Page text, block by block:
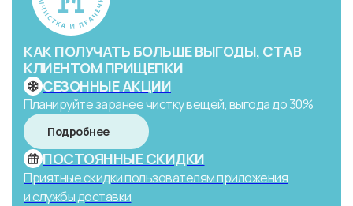
СЕЗОННЫЕ АКЦИИ
Планируйте заранее чистку вещей, выгода до 30%
Подробнее
ПОСТОЯННЫЕ СКИДКИ
Приятные скидки пользователям приложения
и службы доставки
КАК ПОЛУЧАТЬ БОЛЬШЕ ВЫГОДЫ, СТАВ
КЛИЕНТОМ ПРИЩЕПКИ